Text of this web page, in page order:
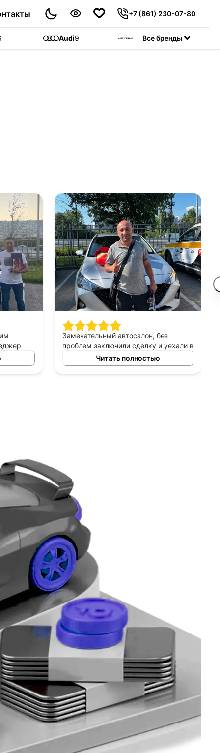
+7 (861) 230-07-80
Audi9 Jetour55
Все бренды
авто
Замечательный автосалон, без
проблем заключили сделку и уехали в
этот же день на новой машине.
Рекомендую!
Читать полностью